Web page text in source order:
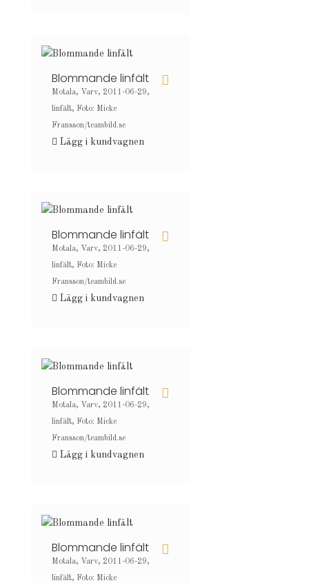
Blommande linfält
Motala, Varv, 2011-06-29,
linfält, Foto: Micke
Fransson/teambild.se
Lägg i kundvagnen
Blommande linfält
Motala, Varv, 2011-06-29,
linfält, Foto: Micke
Fransson/teambild.se
Lägg i kundvagnen
Blommande linfält
Motala, Varv, 2011-06-29,
linfält, Foto: Micke
Fransson/teambild.se
Lägg i kundvagnen
Blommande linfält
Motala, Varv, 2011-06-29,
linfält, Foto: Micke